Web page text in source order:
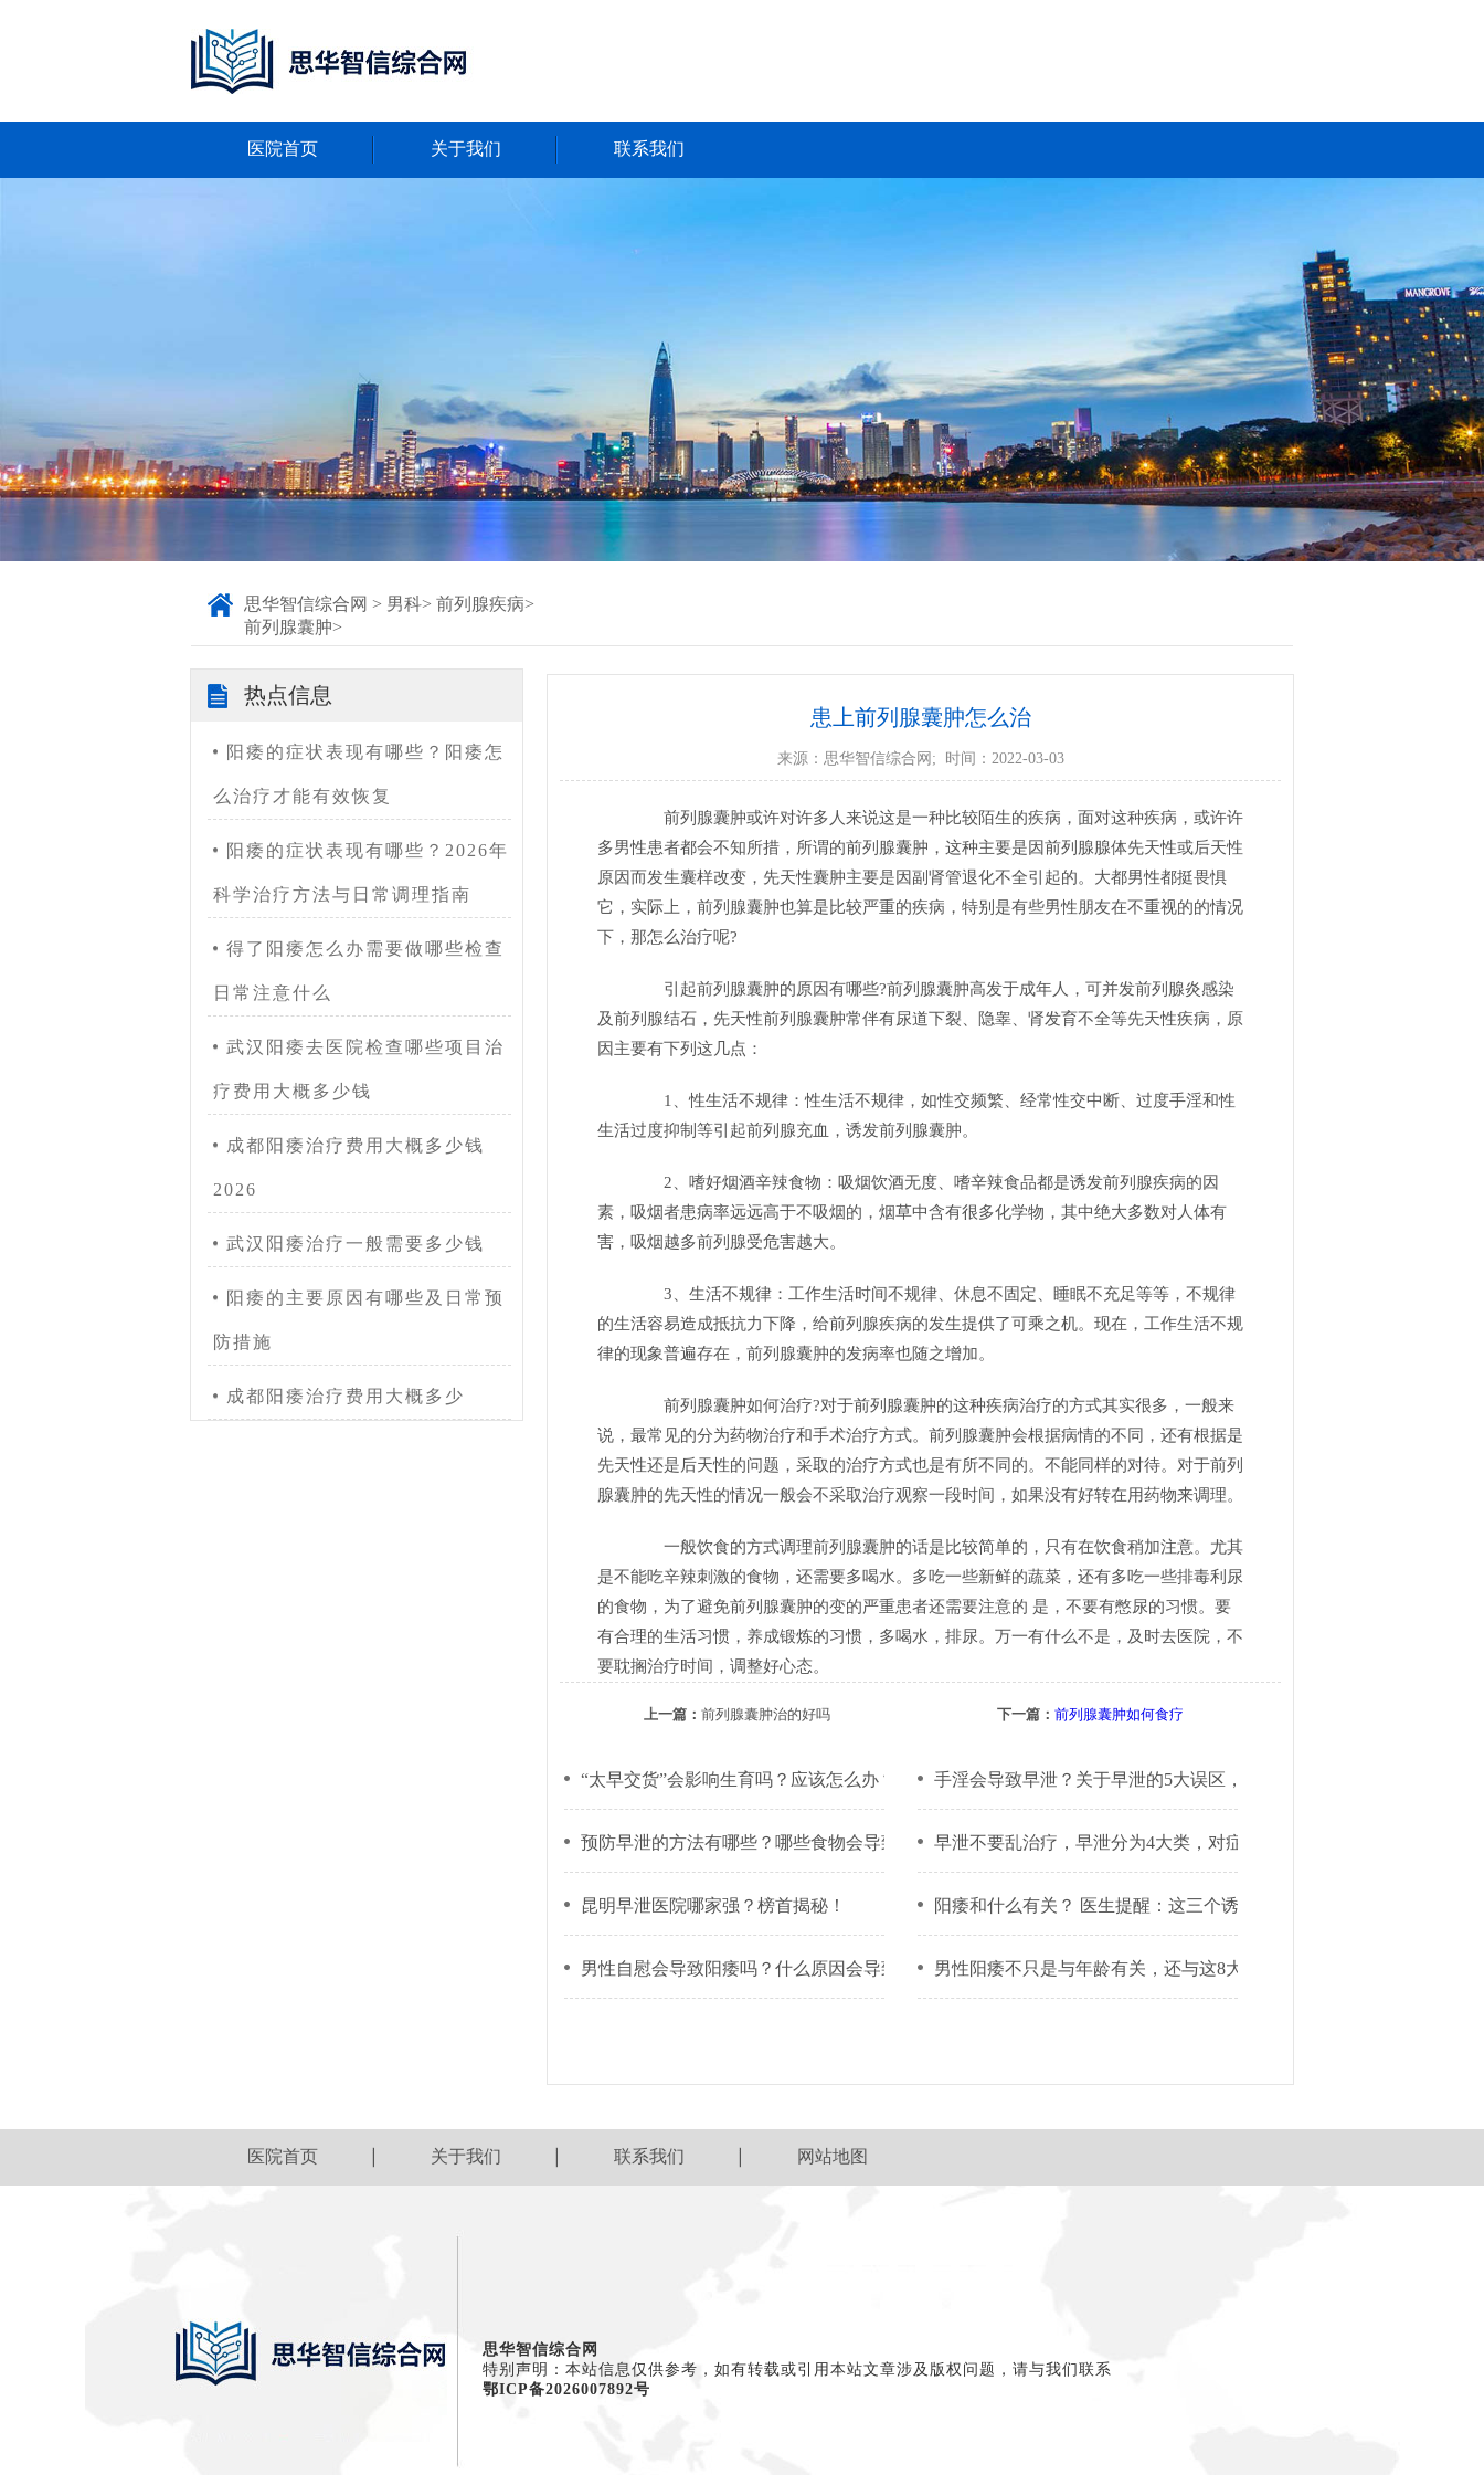
医院首页 关于我们 联系我们
思华智信综合网 > 男科> 前列腺疾病>
前列腺囊肿>
热点信息
阳痿的症状表现有哪些？阳痿怎
么治疗才能有效恢复
阳痿的症状表现有哪些？2026年
科学治疗方法与日常调理指南
得了阳痿怎么办需要做哪些检查
日常注意什么
武汉阳痿去医院检查哪些项目治
疗费用大概多少钱
成都阳痿治疗费用大概多少钱
2026
武汉阳痿治疗一般需要多少钱
阳痿的主要原因有哪些及日常预
防措施
成都阳痿治疗费用大概多少
患上前列腺囊肿怎么治
来源： 思华智信综合网 ; 时间：2022-03-03
前列腺囊肿或许对许多人来说这是一种比较陌生的疾病，面对这种疾病，或许许
多男性患者都会不知所措，所谓的前列腺囊肿，这种主要是因前列腺腺体先天性或后天性
原因而发生囊样改变，先天性囊肿主要是因副肾管退化不全引起的。大都男性都挺畏惧
它，实际上，前列腺囊肿也算是比较严重的疾病，特别是有些男性朋友在不重视的的情况
下，那怎么治疗呢?
引起前列腺囊肿的原因有哪些?前列腺囊肿高发于成年人，可并发前列腺炎感染
及前列腺结石，先天性前列腺囊肿常伴有尿道下裂、隐睾、肾发育不全等先天性疾病，原
因主要有下列这几点：
1、性生活不规律：性生活不规律，如性交频繁、经常性交中断、过度手淫和性
生活过度抑制等引起前列腺充血，诱发前列腺囊肿。
2、嗜好烟酒辛辣食物：吸烟饮酒无度、嗜辛辣食品都是诱发前列腺疾病的因
素，吸烟者患病率远远高于不吸烟的，烟草中含有很多化学物，其中绝大多数对人体有
害，吸烟越多前列腺受危害越大。
3、生活不规律：工作生活时间不规律、休息不固定、睡眠不充足等等，不规律
的生活容易造成抵抗力下降，给前列腺疾病的发生提供了可乘之机。现在，工作生活不规
律的现象普遍存在，前列腺囊肿的发病率也随之增加。
前列腺囊肿如何治疗?对于前列腺囊肿的这种疾病治疗的方式其实很多，一般来
说，最常见的分为药物治疗和手术治疗方式。前列腺囊肿会根据病情的不同，还有根据是
先天性还是后天性的问题，采取的治疗方式也是有所不同的。不能同样的对待。对于前列
腺囊肿的先天性的情况一般会不采取治疗观察一段时间，如果没有好转在用药物来调理。
一般饮食的方式调理前列腺囊肿的话是比较简单的，只有在饮食稍加注意。尤其
是不能吃辛辣刺激的食物，还需要多喝水。多吃一些新鲜的蔬菜，还有多吃一些排毒利尿
的食物，为了避免前列腺囊肿的变的严重患者还需要注意的 是，不要有憋尿的习惯。要
有合理的生活习惯，养成锻炼的习惯，多喝水，排尿。万一有什么不是，及时去医院，不
要耽搁治疗时间，调整好心态。
上一篇： 前列腺囊肿治的好吗 下一篇： 前列腺囊肿如何食疗
“太早交货”会影响生育吗？应该怎么办？ 手淫会导致早泄？关于早泄的5大误区，很多人都中招了
预防早泄的方法有哪些？哪些食物会导致早泄？早泄不要乱治疗，早泄分为4大类，对症治疗很关键！
昆明早泄医院哪家强？榜首揭秘！ 阳痿和什么有关？ 医生提醒：这三个诱因请避而远之！
男性自慰会导致阳痿吗？什么原因会导致阳痿的发生？男性阳痿不只是与年龄有关，还与这8大因素有关！
医院首页 关于我们 联系我们 网站地图
思华智信综合网
特别声明：本站信息仅供参考，如有转载或引用本站文章涉及版权问题，请与我们联系
鄂ICP备2026007892号